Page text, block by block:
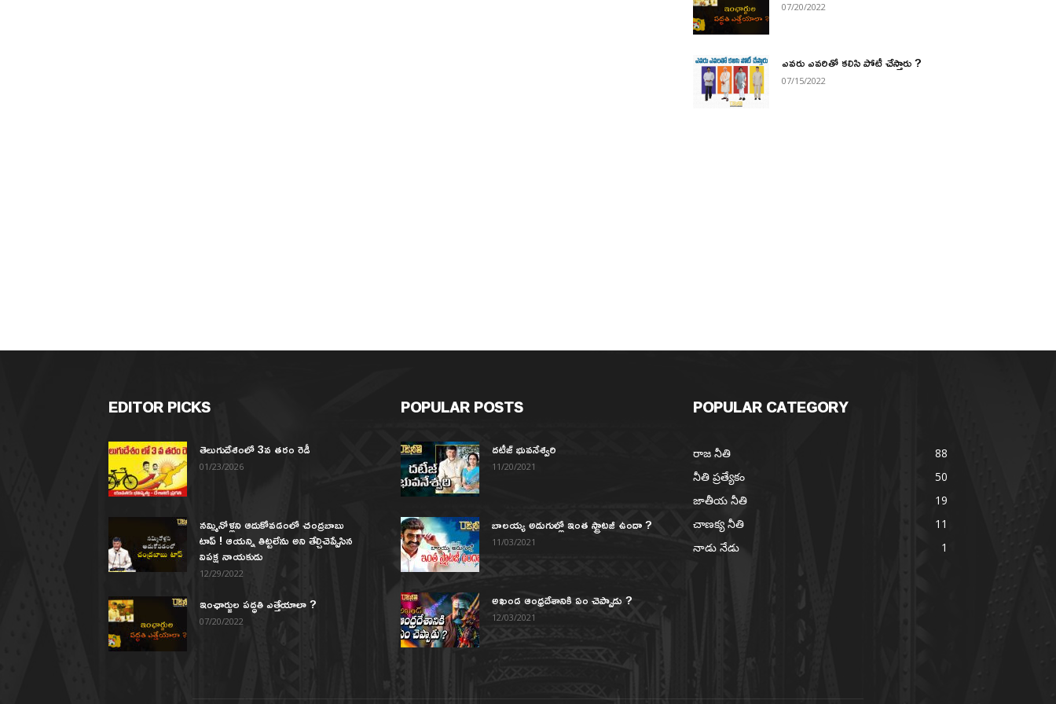
07/20/2022
ఎవరు ఎవరితో కలిసి పోటీ చేస్తారు ?
07/15/2022
EDITOR PICKS
తెలుగుదేశంలో 3వ తరం రెడీ
01/23/2026
నమ్మినోళ్లని ఆదుకోవడంలో చంద్రబాబు
టాప్ ! ఆయన్ని తిట్టలేను అని తేల్చిచెప్పేసిన
విపక్ష నాయకుడు
12/29/2022
ఇంఛార్జుల పద్ధతి ఎత్తేయాలా ?
07/20/2022
POPULAR POSTS
దటీజ్ భువనేశ్వరి
11/20/2021
బాలయ్య అడుగుల్లో ఇంత స్ట్రాటజీ ఉందా ?
11/03/2021
అఖండ ఆంధ్రదేశానికి ఏం చెప్పాడు ?
12/03/2021
POPULAR CATEGORY
రాజ నీతి
88
నీతి ప్రత్యేకం
50
జాతీయ నీతి
19
చాణక్య నీతి
11
నాడు నేడు
1